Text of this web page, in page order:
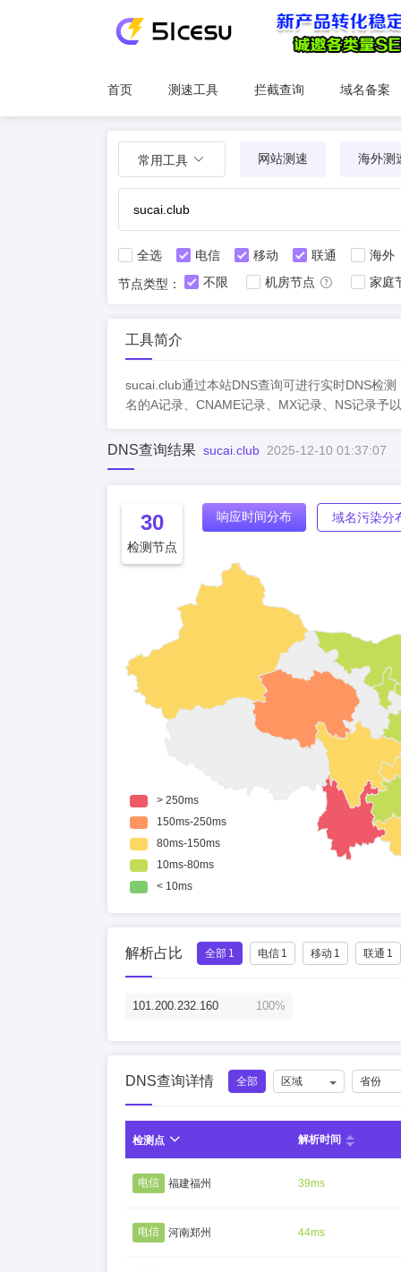
首页 测速工具 拦截查询 域名备案
常用工具 网站测速 海外测
全选 电信 移动 联通
海外
节点类型：
不限 机房节点 家庭
工具简介
sucai.club通过本站DNS查询可进行实时DNS检
名的A记录、CNAME记录、MX记录、NS记录予
DNS查询结果 sucai.club 2025-12-10 01:37:07
30
检测节点
响应时间分布 域名污染分
解析占比 全部 1 电信 1 移动 1 联通 1
101.200.232.160 100%
DNS查询详情 全部 区域 省份
检测点 解析时间
电信 福建福州 39ms
电信 河南郑州 44ms